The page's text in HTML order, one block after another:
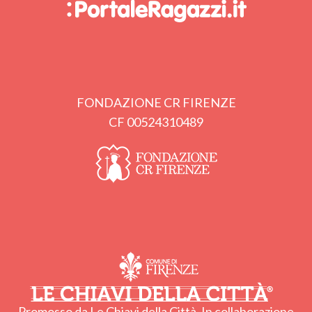
FONDAZIONE CR FIRENZE
CF 00524310489